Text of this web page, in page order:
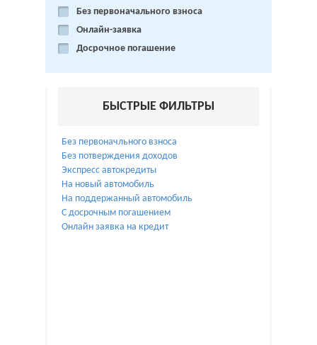
Без первоначального взноса
Онлайн-заявка
Досрочное погашение
БЫСТРЫЕ ФИЛЬТРЫ
Без первоначльного взноса
Без потверждения доходов
Экспресс автокредиты
На новый автомобиль
На поддержанный автомобиль
С досрочным погашением
Онлайн заявка на кредит